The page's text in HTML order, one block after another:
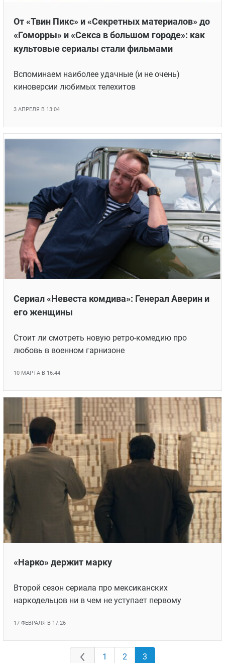
От «Твин Пикс» и «Секретных материалов» до
«Гоморры» и «Секса в большом городе»: как
культовые сериалы стали фильмами
Вспоминаем наиболее удачные (и не очень)
киноверсии любимых телехитов
3 АПРЕЛЯ В 13:04
Сериал «Невеста комдива»: Генерал Аверин и
его женщины
Стоит ли смотреть новую ретро-комедию про
любовь в военном гарнизоне
10 МАРТА В 16:44
«Нарко» держит марку
Второй сезон сериала про мексиканских
наркодельцов ни в чем не уступает первому
17 ФЕВРАЛЯ В 17:26
1 2 3